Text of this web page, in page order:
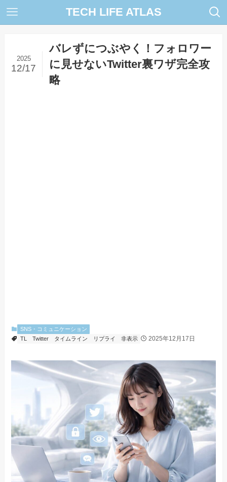
TECH LIFE ATLAS
バレずにつぶやく！フォロワー
に見せないTwitter裏ワザ完全攻
略
2025
12/17
SNS・コミュニケーション
TL
Twitter タイムライン リプライ 非表示 2025年12月17日